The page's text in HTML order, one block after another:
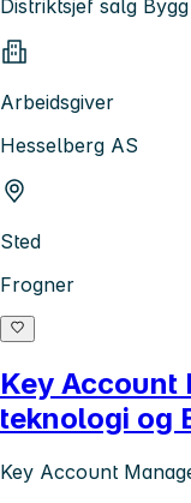
Distriktsjef salg
Arbeidsgiver
Hesselberg AS
Sted
Frogner
Key
teknologi og
Key Account